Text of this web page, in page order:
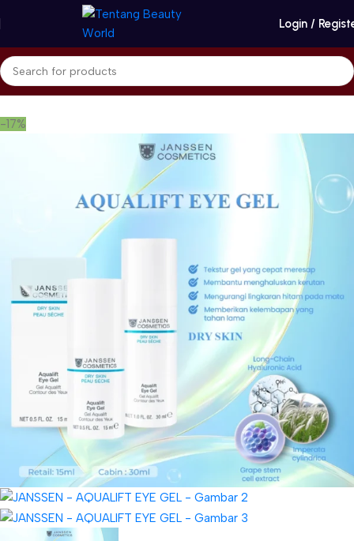
Login /
Beranda Janssen Cosmetics Eye Care
-17%